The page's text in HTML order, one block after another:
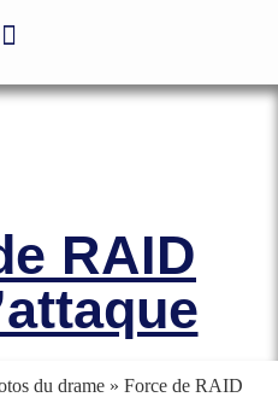
RAID
du drame » Force de RAID